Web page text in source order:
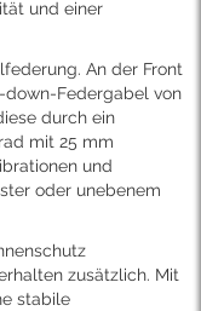
und einer
An der Front
Federgabel von
durch ein
mit 25 mm
und
oder unebenem
zusätzlich. Mit
stabile